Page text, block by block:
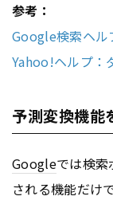
参考：
Google検索ヘル
Yahoo!ヘルプ：
予測変換機能
Googleでは検索
される機能だけ